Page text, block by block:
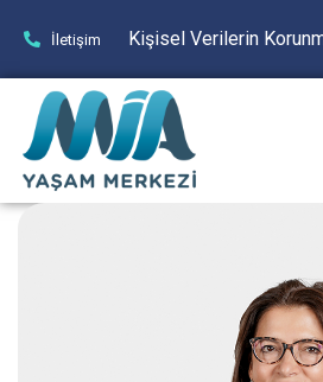
İletişim Kişisel Verilerin